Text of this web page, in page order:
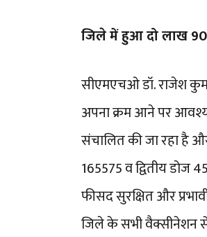
जिले में हुआ दो लाख
सीएमएचओ डॉ. राजेश
अपना क्रम आने पर
संचालित की जा रहा है
165575 व द्वितीय
फीसद सुरक्षित और
जिले के सभी वैक्सीनेशन